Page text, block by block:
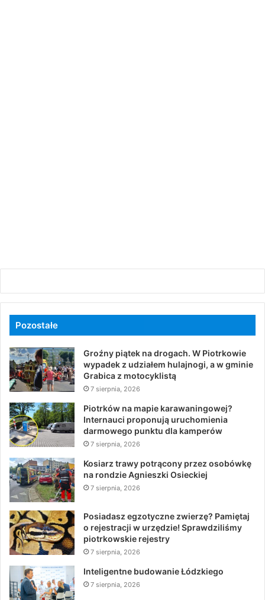
Pozostałe
Groźny piątek na drogach. W Piotrkowie
wypadek z udziałem hulajnogi, a w gminie
Grabica z motocyklistą
7 sierpnia, 2026
Piotrków na mapie karawaningowej?
Internauci proponują uruchomienia
darmowego punktu dla kamperów
7 sierpnia, 2026
Kosiarz trawy potrącony przez osobówkę
na rondzie Agnieszki Osieckiej
7 sierpnia, 2026
Posiadasz egzotyczne zwierzę? Pamiętaj
o rejestracji w urzędzie! Sprawdziliśmy
piotrkowskie rejestry
7 sierpnia, 2026
Inteligentne budowanie Łódzkiego
7 sierpnia, 2026